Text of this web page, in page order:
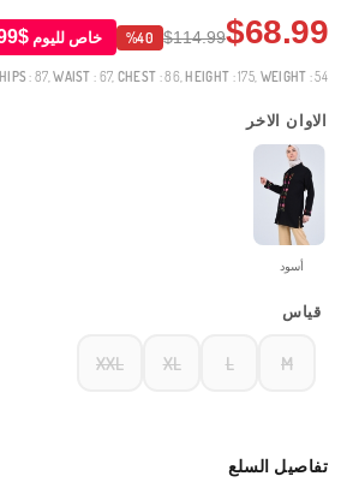
$68.99
$114.99
%40 خاص لليوم $68.99
HIPS: 87,WAIST : 67, CHEST : 86, HEIGHT : 175, WEIGHT : 54
الاوان الاخر
أسود
قياس
M
L
XL
XXL
تفاصيل السلع